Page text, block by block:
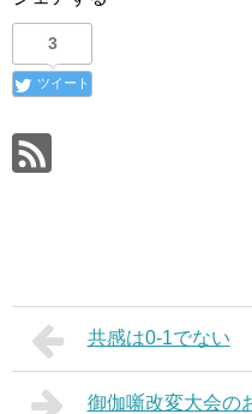
3
ツイート
共感は0-1でない
御伽噺改変大会の